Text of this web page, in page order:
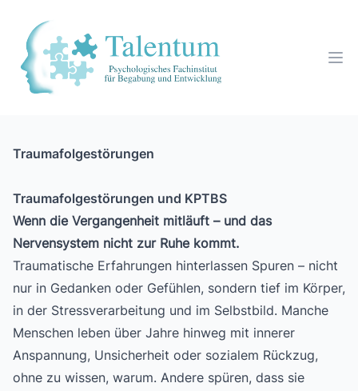
Traumafolgestörungen
Traumafolgestörungen und KPTBS
Wenn die Vergangenheit mitläuft – und das
Nervensystem nicht zur Ruhe kommt.
Traumatische Erfahrungen hinterlassen Spuren – nicht
nur in Gedanken oder Gefühlen, sondern tief im Körper,
in der Stressverarbeitung und im Selbstbild. Manche
Menschen leben über Jahre hinweg mit innerer
Anspannung, Unsicherheit oder sozialem Rückzug,
ohne zu wissen, warum. Andere spüren, dass sie